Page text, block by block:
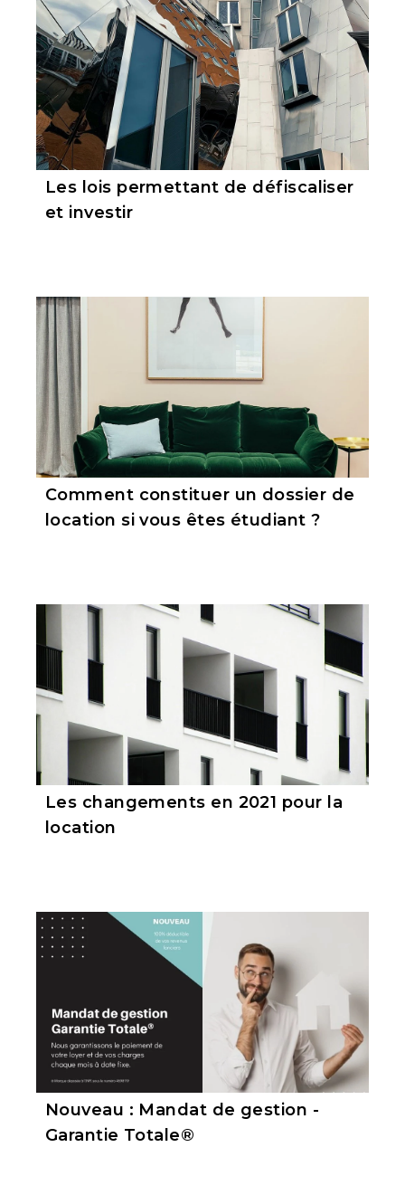
Les lois permettant de défiscaliser
et investir
Comment constituer un dossier de
location si vous êtes étudiant ?
Les changements en 2021 pour la
location
Nouveau : Mandat de gestion -
Garantie Totale®